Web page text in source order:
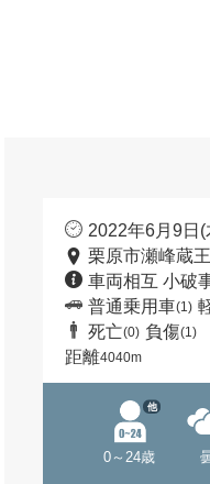
2022年6月9日(
栗原市瀬峰蔵
車両相互 小破
普通乗用車(1)
死亡(0) 負傷(1)
距離4040m
0～24歳
他